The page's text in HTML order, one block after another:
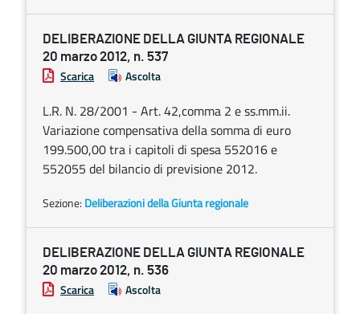
DELIBERAZIONE DELLA GIUNTA REGIONALE
20 marzo 2012, n. 537
Scarica Ascolta
L.R. N. 28/2001 - Art. 42,comma 2 e ss.mm.ii.
Variazione compensativa della somma di euro
199.500,00 tra i capitoli di spesa 552016 e
552055 del bilancio di previsione 2012.
Sezione: Deliberazioni della Giunta regionale
DELIBERAZIONE DELLA GIUNTA REGIONALE
20 marzo 2012, n. 536
Scarica Ascolta